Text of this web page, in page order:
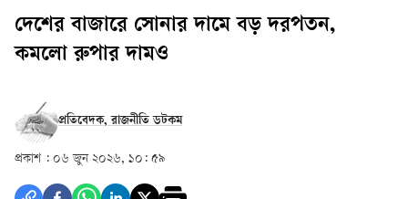
দেশের বাজারে সোনার দামে বড় দরপতন,
কমলো রুপার দামও
প্রতিবেদক, রাজনীতি ডটকম
প্রকাশ : ০৬ জুন ২০২৬, ১০: ৫৯